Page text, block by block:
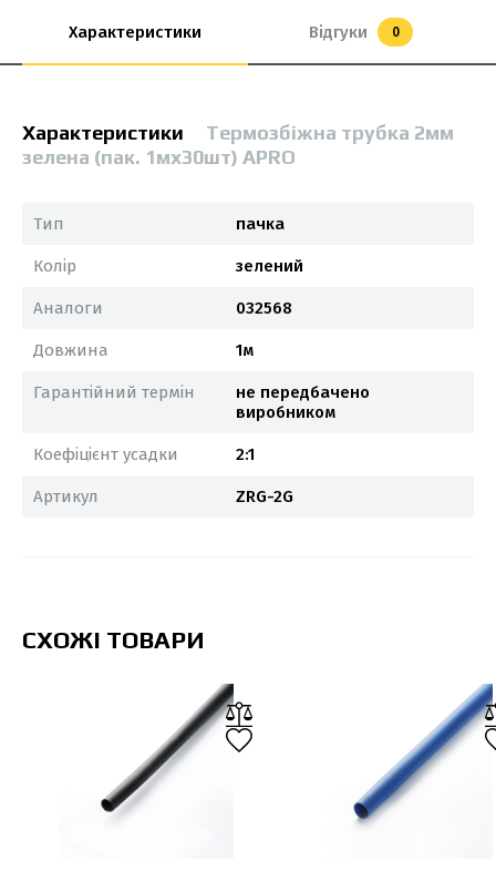
Характеристики Відгуки 0
Характеристики
Термозбіжна трубка 2мм
зелена (пак. 1мx30шт) APRO
Тип пачка
Колір зелений
Аналоги 032568
Довжина 1м
Гарантійний термін
не передбачено
виробником
Коефіцієнт усадки 2:1
Артикул ZRG-2G
СХОЖІ ТОВАРИ